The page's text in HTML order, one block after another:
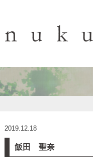
2019.12.18
飯田 聖奈